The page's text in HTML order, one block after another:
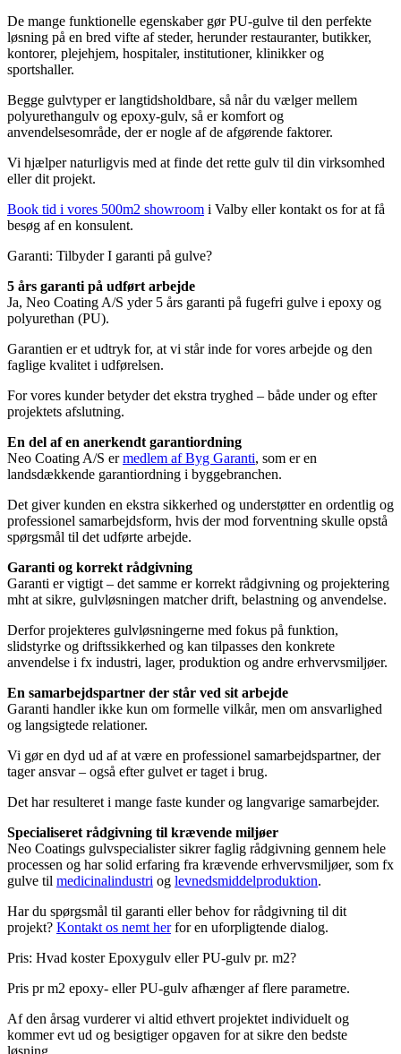
De mange funktionelle egenskaber gør PU-gulve til den perfekte
løsning på en bred vifte af steder, herunder restauranter, butikker,
kontorer, plejehjem, hospitaler, institutioner, klinikker og
sportshaller.
Begge gulvtyper er langtidsholdbare, så når du vælger mellem
polyurethangulv og epoxy-gulv, så er komfort og
anvendelsesområde, der er nogle af de afgørende faktorer.
Vi hjælper naturligvis med at finde det rette gulv til din virksomhed
eller dit projekt.
Book tid i vores 500m2 showroom i Valby eller kontakt os for at få
besøg af en konsulent.
Garanti: Tilbyder I garanti på gulve?
5 års garanti på udført arbejde
Ja, Neo Coating A/S yder 5 års garanti på fugefri gulve i epoxy og
polyurethan (PU).
Garantien er et udtryk for, at vi står inde for vores arbejde og den
faglige kvalitet i udførelsen.
For vores kunder betyder det ekstra tryghed – både under og efter
projektets afslutning.
En del af en anerkendt garantiordning
Neo Coating A/S ermedlem af Byg Garanti, som er en
landsdækkende garantiordning i byggebranchen.
Det giver kunden en ekstra sikkerhed og understøtter en ordentlig og
professionel samarbejdsform, hvis der mod forventning skulle opstå
spørgsmål til det udførte arbejde.
Garanti og korrekt rådgivning
Garanti er vigtigt – det samme er korrekt rådgivning og projektering
mht at sikre, gulvløsningen matcher drift, belastning og anvendelse.
Derfor projekteres gulvløsningerne med fokus på funktion,
slidstyrke og driftssikkerhed og kan tilpasses den konkrete
anvendelse i fx industri, lager, produktion og andre erhvervsmiljøer.
En samarbejdspartner der står ved sit arbejde
Garanti handler ikke kun om formelle vilkår, men om ansvarlighed
og langsigtede relationer.
Vi gør en dyd ud af at være en professionel samarbejdspartner, der
tager ansvar – også efter gulvet er taget i brug.
Det har resulteret i mange faste kunder og langvarige samarbejder.
Specialiseret rådgivning til krævende miljøer
Neo Coatings gulvspecialister sikrer faglig rådgivning gennem hele
processen og har solid erfaring fra krævende erhvervsmiljøer, som fx
gulve til medicinalindustri og levnedsmiddelproduktion.
Har du spørgsmål til garanti eller behov for rådgivning til dit
projekt? Kontakt os nemt herfor en uforpligtende dialog.
Pris: Hvad koster Epoxygulv eller PU-gulv pr. m2?
Pris pr m2 epoxy- eller PU-gulv afhænger af flere parametre.
Af den årsag vurderer vi altid ethvert projektet individuelt og
kommer evt ud og besigtiger opgaven for at sikre den bedste
løsning.